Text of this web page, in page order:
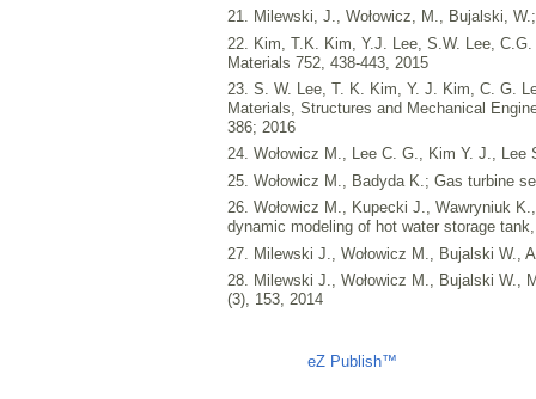
21. Milewski, J., Wołowicz, M., Bujalski,
22. Kim, T.K. Kim, Y.J. Lee, S.W. Lee,
Materials 752, 438-443, 2015
23. S. W. Lee, T. K. Kim, Y. J. Kim, C. G.
Materials, Structures and Mechanical
386; 2016
24. Wołowicz M., Lee C. G., Kim Y. J.,
25. Wołowicz M., Badyda K.; Gas turbine
26. Wołowicz M., Kupecki J., Wawryniuk
dynamic modeling of hot water storage
27. Milewski J., Wołowicz M., Bujalski W.,
28. Milewski J., Wołowicz M., Bujalski W.,
(3), 153, 2014
eZ Publish™